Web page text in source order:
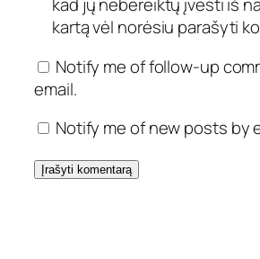
kartą vėl norėsiu parašyti
Notify me of follow-up
email.
Notify me of new posts by